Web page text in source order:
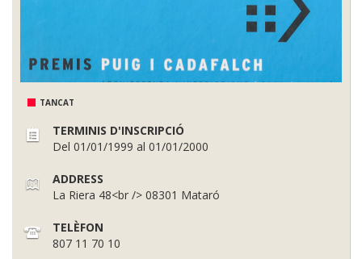
TANCAT
TERMINIS D'INSCRIPCIÓ
Del 01/01/1999 al 01/01/2000
ADDRESS
La Riera 48<br /> 08301 Mataró
TELÈFON
807 11 70 10